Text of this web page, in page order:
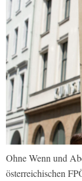
Ohne Wenn und
österreichischen